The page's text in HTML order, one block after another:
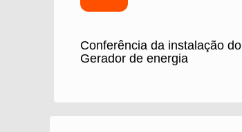
Conferência da instalação
Gerador de energia